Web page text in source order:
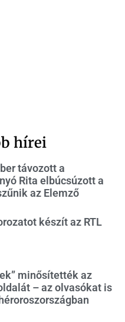
hírei
távozott a
Rita elbúcsúzott a
az Elemző
készít az RTL
minősítették az
– az olvasókat is